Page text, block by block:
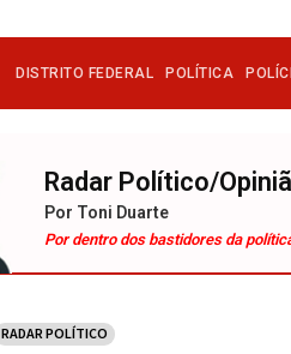
DISTRITO FEDERAL POLÍTICA
Radar Político/
Por Toni Duarte
Por dentro dos bastidores da
RADAR POLÍTICO